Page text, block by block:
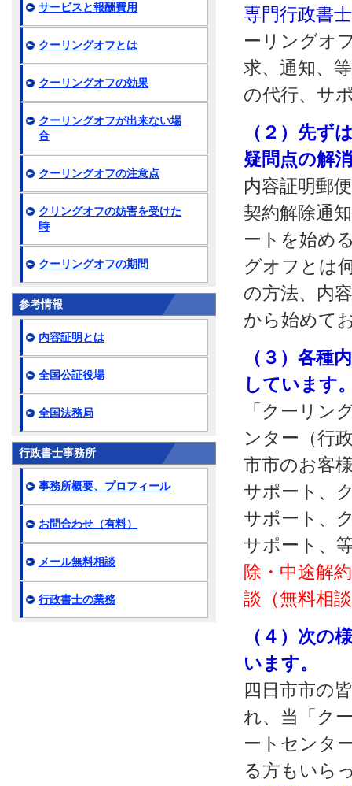
専門行政書
ーリングオ
求、通知、
の代行、サ
（２）先ず
疑問点の解
内容証明郵
契約解除通
ートを始め
グオフとは
の方法、内
から始めて
（３）各種
しています
「クーリン
ンター（行
市市のお客
サポート、
サポート、
サポート、
除・中途解
談（無料相
（４）次の
います。
四日市市の
れ、当「ク
ートセンタ
る方もいら
サービスと報酬費用
クーリングオフとは
クーリングオフの効果
クーリングオフが出来ない場
合
クーリングオフの注意点
クリングオフの妨害を受けた
時
クーリングオフの期間
参考情報
内容証明とは
全国公証役場
全国法務局
行政書士事務所
事務所概要、プロフィール
お問合わせ（有料）
メール無料相談
行政書士の業務